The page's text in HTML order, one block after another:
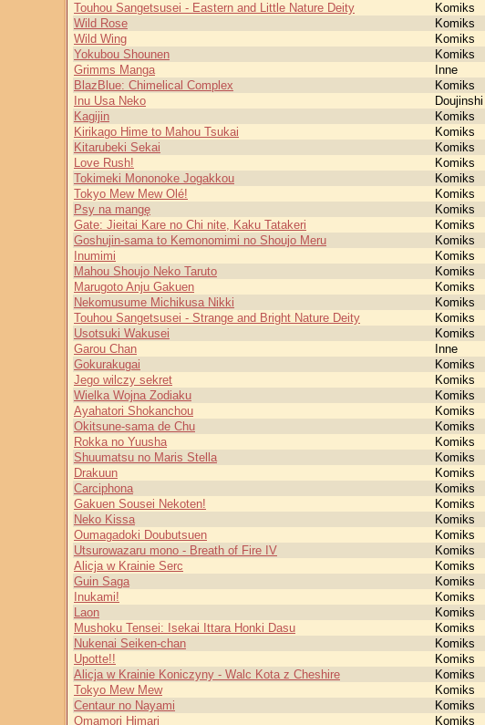
Touhou Sangetsusei - Eastern and Little Nature Deity
Komiks
Wild Rose
Komiks
Wild Wing
Komiks
Yokubou Shounen
Komiks
Grimms Manga
Inne
BlazBlue: Chimelical Complex
Komiks
Inu Usa Neko
Doujinshi
Kagijin
Komiks
Kirikago Hime to Mahou Tsukai
Komiks
Kitarubeki Sekai
Komiks
Love Rush!
Komiks
Tokimeki Mononoke Jogakkou
Komiks
Tokyo Mew Mew Olé!
Komiks
Psy na mangę
Komiks
Gate: Jieitai Kare no Chi nite, Kaku Tatakeri
Komiks
Goshujin-sama to Kemonomimi no Shoujo Meru
Komiks
Inumimi
Komiks
Mahou Shoujo Neko Taruto
Komiks
Marugoto Anju Gakuen
Komiks
Nekomusume Michikusa Nikki
Komiks
Touhou Sangetsusei - Strange and Bright Nature Deity
Komiks
Usotsuki Wakusei
Komiks
Garou Chan
Inne
Gokurakugai
Komiks
Jego wilczy sekret
Komiks
Wielka Wojna Zodiaku
Komiks
Ayahatori Shokanchou
Komiks
Okitsune-sama de Chu
Komiks
Rokka no Yuusha
Komiks
Shuumatsu no Maris Stella
Komiks
Drakuun
Komiks
Carciphona
Komiks
Gakuen Sousei Nekoten!
Komiks
Neko Kissa
Komiks
Oumagadoki Doubutsuen
Komiks
Utsurowazaru mono - Breath of Fire IV
Komiks
Alicja w Krainie Serc
Komiks
Guin Saga
Komiks
Inukami!
Komiks
Laon
Komiks
Mushoku Tensei: Isekai Ittara Honki Dasu
Komiks
Nukenai Seiken-chan
Komiks
Upotte!!
Komiks
Alicja w Krainie Koniczyny - Walc Kota z Cheshire
Komiks
Tokyo Mew Mew
Komiks
Centaur no Nayami
Komiks
Omamori Himari
Komiks